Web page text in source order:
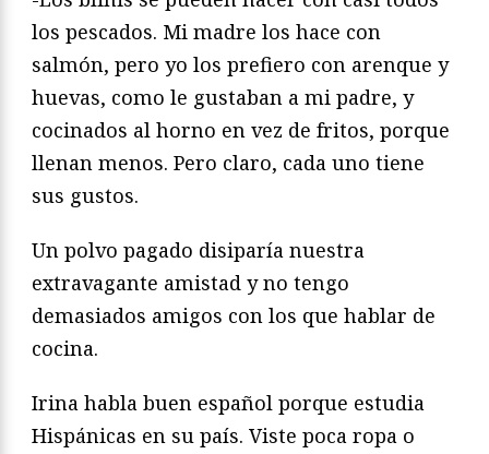
los pescados. Mi madre los hace con
salmón, pero yo los prefiero con arenque y
huevas, como le gustaban a mi padre, y
cocinados al horno en vez de fritos, porque
llenan menos. Pero claro, cada uno tiene
sus gustos.
Un polvo pagado disiparía nuestra
extravagante amistad y no tengo
demasiados amigos con los que hablar de
cocina.
Irina habla buen español porque estudia
Hispánicas en su país. Viste poca ropa o